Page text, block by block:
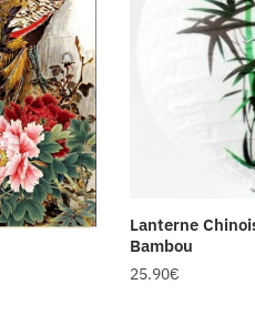
Lanterne
Bambou
25.90€